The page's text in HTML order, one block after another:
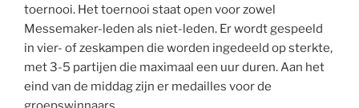
toernooi. Het toernooi staat open voor zowel
Messemaker-leden als niet-leden. Er wordt gespeeld
in vier- of zeskampen die worden ingedeeld op sterkte,
met 3-5 partijen die maximaal een uur duren. Aan het
eind van de middag zijn er medailles voor de